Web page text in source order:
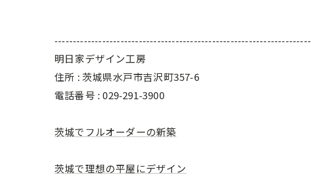
----------------------------------------------------------------------
明日家デザイン工房
住所 : 茨城県水戸市吉沢町357-6
電話番号 : 029-291-3900
茨城でフルオーダーの新築
茨城で理想の平屋にデザイン